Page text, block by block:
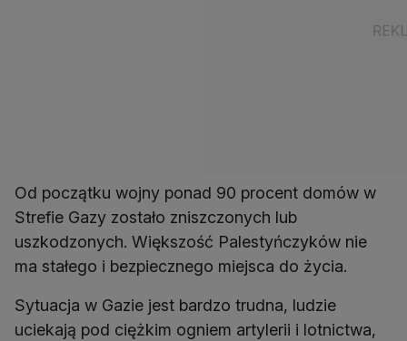
Od początku wojny ponad 90 procent domów w
Strefie Gazy zostało zniszczonych lub
uszkodzonych. Większość Palestyńczyków nie
ma stałego i bezpiecznego miejsca do życia.
Sytuacja w Gazie jest bardzo trudna, ludzie
uciekają pod ciężkim ogniem artylerii i lotnictwa,